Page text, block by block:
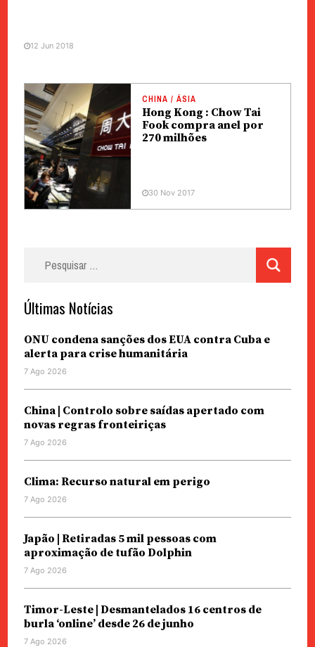
12 Jun 2018
CHINA / ÁSIA
Hong Kong : Chow Tai
Fook compra anel por
270 milhões
30 Nov 2017
Últimas Notícias
ONU condena sanções dos EUA contra Cuba e
alerta para crise humanitária
7 Ago 2026
China | Controlo sobre saídas apertado com
novas regras fronteiriças
7 Ago 2026
Clima: Recurso natural em perigo
7 Ago 2026
Japão | Retiradas 5 mil pessoas com
aproximação de tufão Dolphin
7 Ago 2026
Timor-Leste | Desmantelados 16 centros de
burla ‘online’ desde 26 de junho
7 Ago 2026